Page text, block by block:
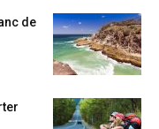
de